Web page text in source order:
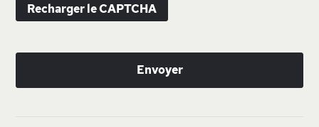
Recharger le CAPTCHA
Envoyer